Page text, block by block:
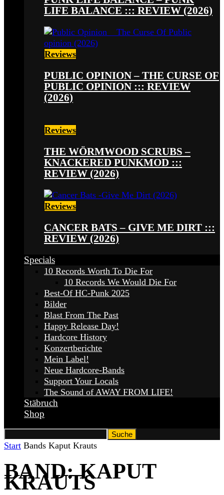
LIFE BALANCE ::: REVIEW (2026)
Reviews
PUBLIC OPINION – THE CURSE OF
PUBLIC OPINION ::: REVIEW
(2026)
Reviews
THE WÖRMWOOD SCRUBS –
KNACKERED PUNKMOD :::
REVIEW (2026)
Reviews
CANCER BATS – GIVE ME DIRT :::
REVIEW (2026)
Specials
10 Records Worth To Die For
10 Records We Would Die For
Best-Of HC-Punk 2025
Bilder
Blast From The Past
Happy Release Day!
Hardcore History
Konzertberichte
Mein Label!
Neue Hardcore-Bands
Support Your Locals
The Sound of AWAY FROM LIFE!
Stäbruch
Shop
Start Bands Kaput Krauts
BAND: KAPUT
KRAUTS